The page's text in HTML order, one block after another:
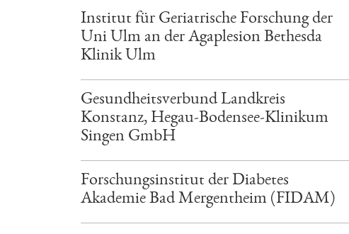
Institut für Geriatrische Forschung der
Uni Ulm an der Agaplesion Bethesda
Klinik Ulm
Gesundheitsverbund Landkreis
Konstanz, Hegau-Bodensee-Klinikum
Singen GmbH
Forschungsinstitut der Diabetes
Akademie Bad Mergentheim (FIDAM)